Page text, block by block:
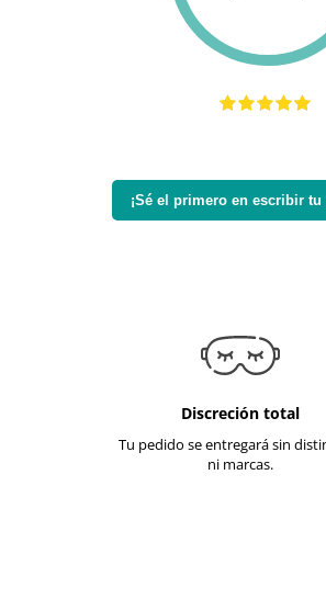
¡Sé el primero en escribir
Discreción total
Tu pedido se entregará sin
ni marcas.